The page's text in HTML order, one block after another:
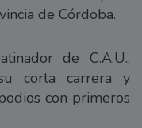
de Córdoba.
de C.A.U.,
corta carrera y
con primeros